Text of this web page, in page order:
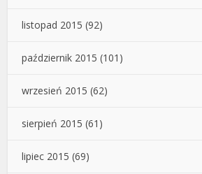
listopad 2015 (92)
październik 2015 (101)
wrzesień 2015 (62)
sierpień 2015 (61)
lipiec 2015 (69)